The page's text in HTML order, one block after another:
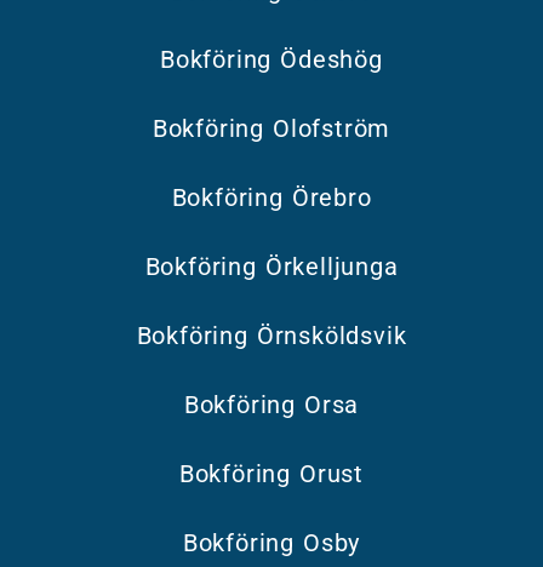
Bokföring Ödeshög
Bokföring Olofström
Bokföring Örebro
Bokföring Örkelljunga
Bokföring Örnsköldsvik
Bokföring Orsa
Bokföring Orust
Bokföring Osby